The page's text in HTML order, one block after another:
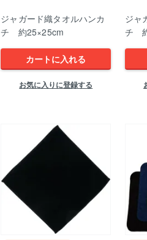
ジャガード織タオルハンカ
チ 約25×25cm
カートに入れる
お気に入りに登録する
ジャ
チ